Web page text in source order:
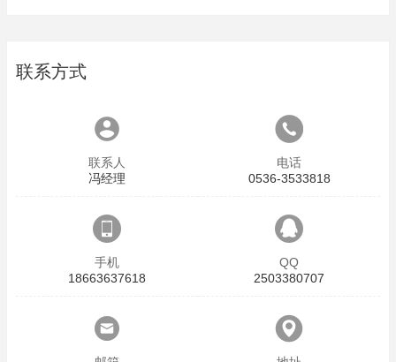
联系方式
联系人
冯经理
电话
0536-3533818
手机
18663637618
QQ
2503380707